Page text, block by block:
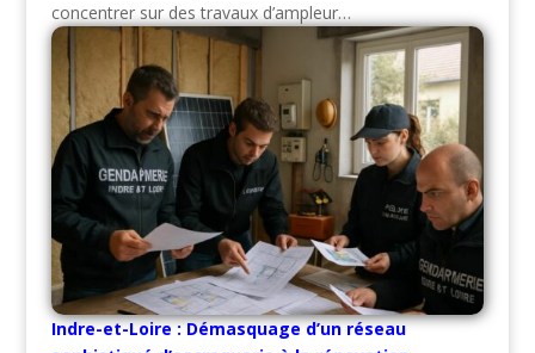
concentrer sur des travaux d’ampleur…
Indre-et-Loire : Démasquage d’un réseau